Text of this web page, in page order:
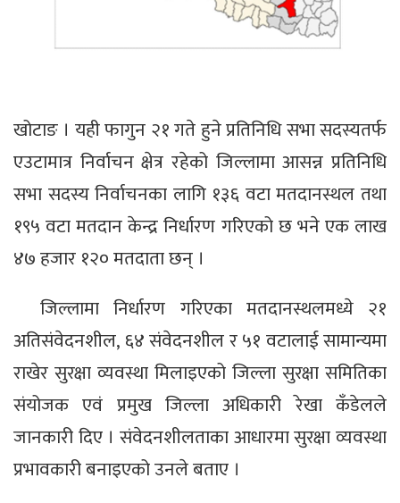
खोटाङ । यही फागुन २१ गते हुने प्रतिनिधि सभा सदस्यतर्फ
एउटामात्र निर्वाचन क्षेत्र रहेको जिल्लामा आसन्न प्रतिनिधि
सभा सदस्य निर्वाचनका लागि १३६ वटा मतदानस्थल तथा
१९५ वटा मतदान केन्द्र निर्धारण गरिएको छ भने एक लाख
४७ हजार १२० मतदाता छन् ।
जिल्लामा निर्धारण गरिएका मतदानस्थलमध्ये २१
अतिसंवेदनशील, ६४ संवेदनशील र ५१ वटालाई सामान्यमा
राखेर सुरक्षा व्यवस्था मिलाइएको जिल्ला सुरक्षा समितिका
संयोजक एवं प्रमुख जिल्ला अधिकारी रेखा कँडेलले
जानकारी दिए । संवेदनशीलताका आधारमा सुरक्षा व्यवस्था
प्रभावकारी बनाइएको उनले बताए ।